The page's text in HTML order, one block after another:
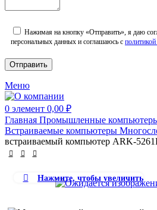
Нажимая на кнопку «Отправить», я даю
персональных данных и соглашаюсь с
Меню
0 элемент 0,00 ₽
Главная Промышленные
Встраиваемые компьютеры
встраиваемый компьютер ARK-
Нажмите, чтобы увеличить